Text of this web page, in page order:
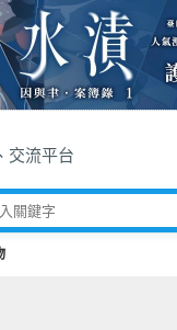
交流平台